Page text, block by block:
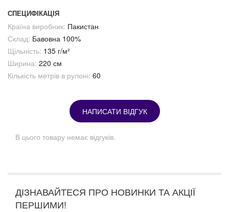
СПЕЦИФІКАЦІЯ
Країна виробник: Пакистан
Склад: Бавовна 100%
Щільність: 135 г/м²
Ширина: 220 см
Кількість метрів в рулоні: 60
НАПИСАТИ ВІДГУК
В цього товару немає відгуків.
ДІЗНАВАЙТЕСЯ ПРО НОВИНКИ ТА АКЦІЇ
ПЕРШИМИ!